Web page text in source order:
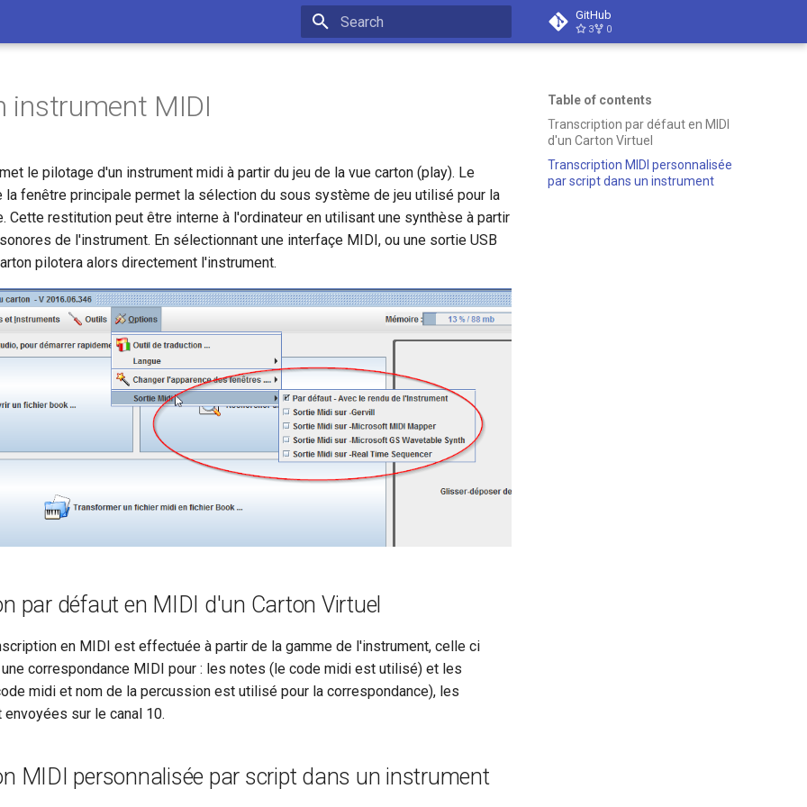
GitHub
3 0
Table of contents
Transcription par défaut en MIDI
d'un Carton Virtuel
Transcription MIDI personnalisée
par script dans un instrument
instrument MIDI
le pilotage d'un instrument midi à partir du jeu de la vue carton (play). Le
la fenêtre principale permet la sélection du sous système de jeu utilisé pour la
Cette restitution peut être interne à l'ordinateur en utilisant une synthèse à partir
de l'instrument. En sélectionnant une interfaçe MIDI, ou une sortie USB
pilotera alors directement l'instrument.
par défaut en MIDI d'un Carton Virtuel
en MIDI est effectuée à partir de la gamme de l'instrument, celle ci
correspondance MIDI pour : les notes (le code midi est utilisé) et les
midi et nom de la percussion est utilisé pour la correspondance), les
sur le canal 10.
MIDI personnalisée par script dans un instrument